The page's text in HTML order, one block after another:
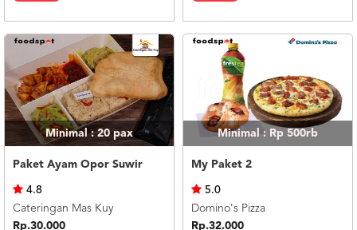
CENTER
021
5091
3494
LOGIN
DAFTARMinimal : 20pax
Paket Ayam Opor Suwir
4.8
Cateringan Mas Kuy
Rp.30.000
Minimal : Rp 500rb
My Paket 2
5.0
Domino's Pizza
Rp.32.000